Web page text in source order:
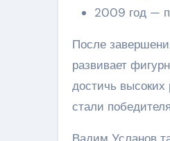
2009 год —
После
развивает
достичь высоких
стали
Вадим Усланов